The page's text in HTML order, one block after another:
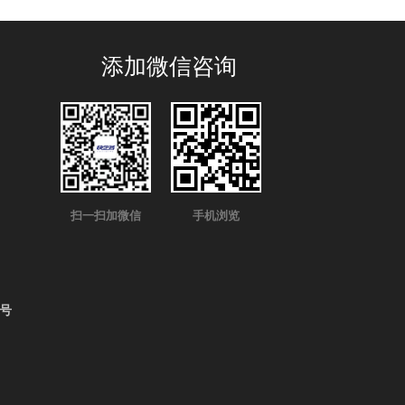
添加微信咨询
扫一扫加微信 手机浏览